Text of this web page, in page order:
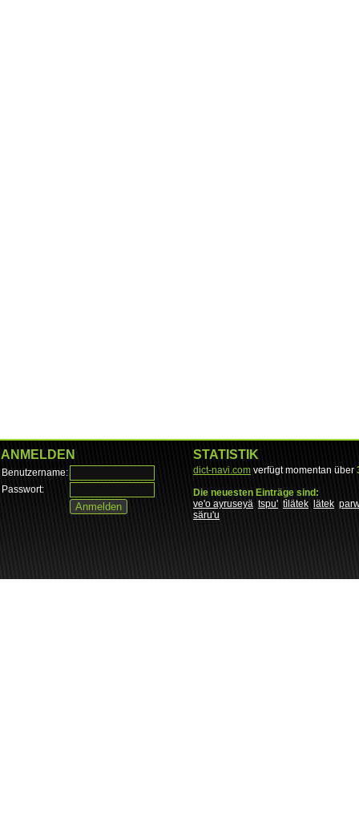
ANMELDEN
Benutzername:
Passwort:
STATISTIK
dict-navi.com verfügt momentan über
Die neuesten Einträge sind:
ve'o ayruseyä tspu' tìlätek lätek
säru'u